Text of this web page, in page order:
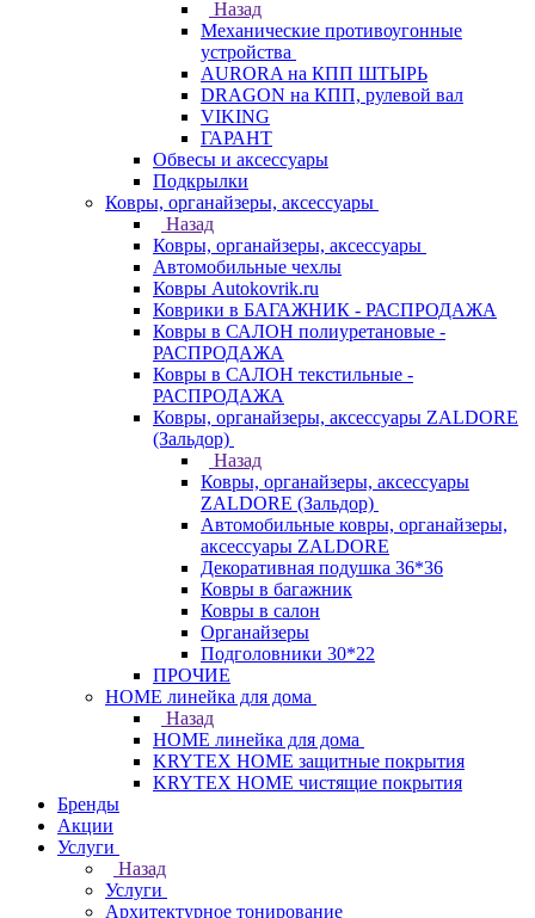
Назад
Механические противоугонные
устройства
AURORA на КПП ШТЫРЬ
DRAGON на КПП, рулевой вал
VIKING
ГАРАНТ
Обвесы и аксессуары
Подкрылки
Ковры, органайзеры, аксессуары
Назад
Ковры, органайзеры, аксессуары
Автомобильные чехлы
Ковры Autokovrik.ru
Коврики в БАГАЖНИК - РАСПРОДАЖА
Ковры в САЛОН полиуретановые -
РАСПРОДАЖА
Ковры в САЛОН текстильные -
РАСПРОДАЖА
Ковры, органайзеры, аксессуары ZALDORE
(Зальдор)
Назад
Ковры, органайзеры, аксессуары
ZALDORE (Зальдор)
Автомобильные ковры, органайзеры,
аксессуары ZALDORE
Декоративная подушка 36*36
Ковры в багажник
Ковры в салон
Органайзеры
Подголовники 30*22
ПРОЧИЕ
HOME линейка для дома
Назад
HOME линейка для дома
KRYTEX HOME защитные покрытия
KRYTEX HOME чистящие покрытия
Бренды
Акции
Услуги
Назад
Услуги
Архитектурное тонирование